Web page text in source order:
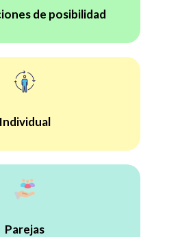
de posibilidad
Individual
Parejas